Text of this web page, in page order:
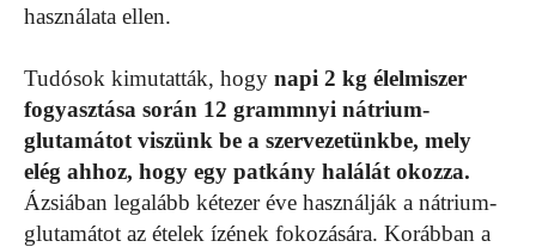
használata ellen.
Tudósok kimutatták, hogy napi 2 kg élelmiszer
fogyasztása során 12 grammnyi nátrium-
glutamátot viszünk be a szervezetünkbe, mely
elég ahhoz, hogy egy patkány halálát okozza.
Ázsiában legalább kétezer éve használják a nátrium-
glutamátot az ételek ízének fokozására. Korábban a